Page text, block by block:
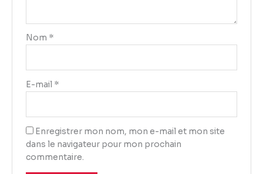
Nom *
E-mail *
Enregistrer mon nom, mon e-mail et mon site
dans le navigateur pour mon prochain
commentaire.